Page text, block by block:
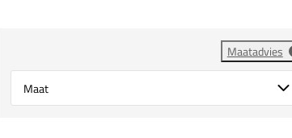
Maatadvies